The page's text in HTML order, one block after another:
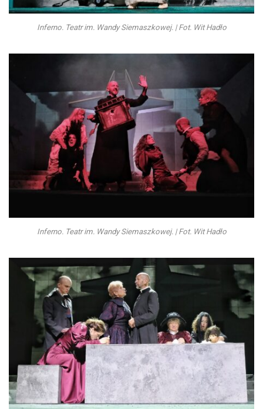
Inferno. Teatr im. Wandy Siemaszkowej. | Fot. Wit Hadło
Inferno. Teatr im. Wandy Siemaszkowej. | Fot. Wit Hadło